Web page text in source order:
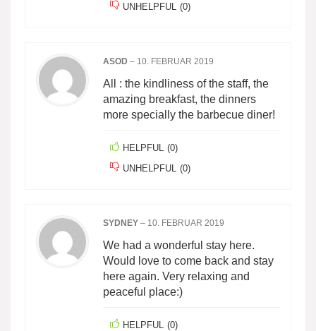
UNHELPFUL (0)
ASOD – 10. FEBRUAR 2019
All : the kindliness of the staff, the
amazing breakfast, the dinners
more specially the barbecue diner!
HELPFUL (0)
UNHELPFUL (0)
SYDNEY – 10. FEBRUAR 2019
We had a wonderful stay here.
Would love to come back and stay
here again. Very relaxing and
peaceful place:)
HELPFUL (0)